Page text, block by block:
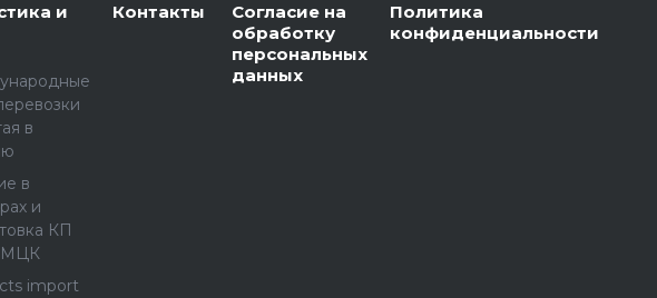
и
в
в
и
КП
import
Контакты
Согласие на
обработку
персональных
данных
Политика
конфиденциальности